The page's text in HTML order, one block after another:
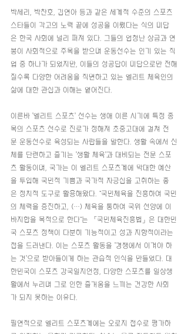
박세리, 박찬호, 김연아 등과 같은 세계적 수준의 스포츠
스타들이 각고의 노력 끝에 성공을 이뤘다는 식의 미담
은 한국 사회에 널리 퍼져 있다. 그들의 엄청난 상금과 연
봉이 사회적으로 주목을 받으며 운동선수는 인기 있는 직
업 중 하나가 되었지만, 이들의 성공담이 미담으로만 전해
질수록 다양한 어려움을 직면하고 있는 엘리트 체육인의
삶에 대한 관심과 이해는 옅어진다.
이른바 '엘리트 스포츠' 선수는 생애 이른 시기에 특정 종
목의 스포츠 선수로 진로가 정해져 초중고대에 걸쳐 전
문 운동선수로 육성되는 사람들을 말한다. 생활 속에서 신
체를 단련하고 즐기는 '생활 체육'과 대비되는 전문 스포
츠 활동이며, 국가는 이 엘리트 스포츠계에 막대한 예산
을 투입해 국민적 기쁨과 국가적 자긍심을 고취하는 좋
은 정치적 도구로 활용해왔다. "국민체육을 진흥하여 국민
의 체력을 증진하고, (…) 체육을 통하여 국위 선양에 이
바지함을 목적으로 한다"는 「국민체육진흥법」은 대한민
국 스포츠 정책이 다분히 기능적이고 성과 지향적이라는
점을 드러낸다. 이는 스포츠 활동을 '경쟁에서 이겨야 하
는 것'으로 받아들이게 하는 관습적 인식을 만들었다. 대
한민국이 스포츠 강국일지언정, 다양한 스포츠를 일상생
활에서 누리며 그로 인한 즐거움을 느끼는 건강한 사회
가 되지 못하는 이유다.
필연적으로 엘리트 스포츠계에는 오로지 점수로 평가하